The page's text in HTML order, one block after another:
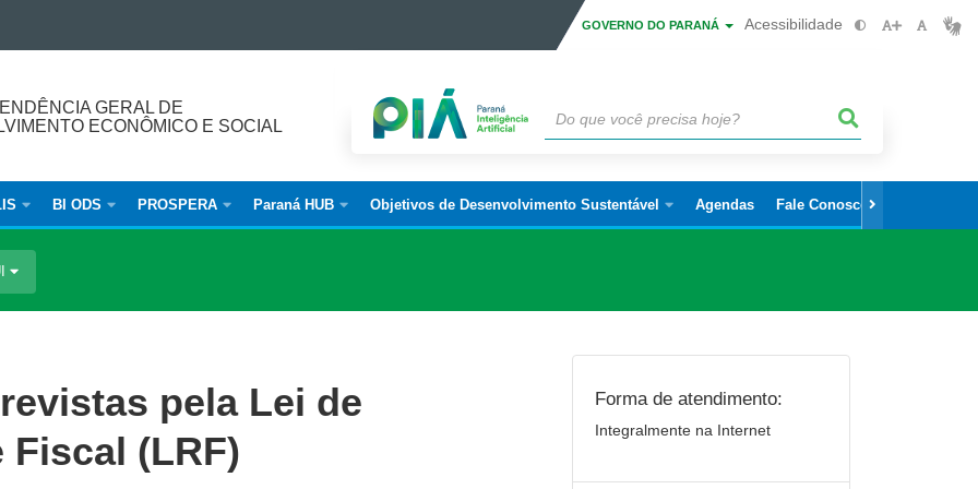
GOVERNO DO PARANÁ Acessibilidade
GERAL DE
ECONÔMICO E SOCIAL
BI ODS PROSPERA Paraná HUB Objetivos de Desenvolvimento Sustentável Agendas Fale Conosco
pela Lei de
(LRF)
Forma de atendimento:
Integralmente na Internet